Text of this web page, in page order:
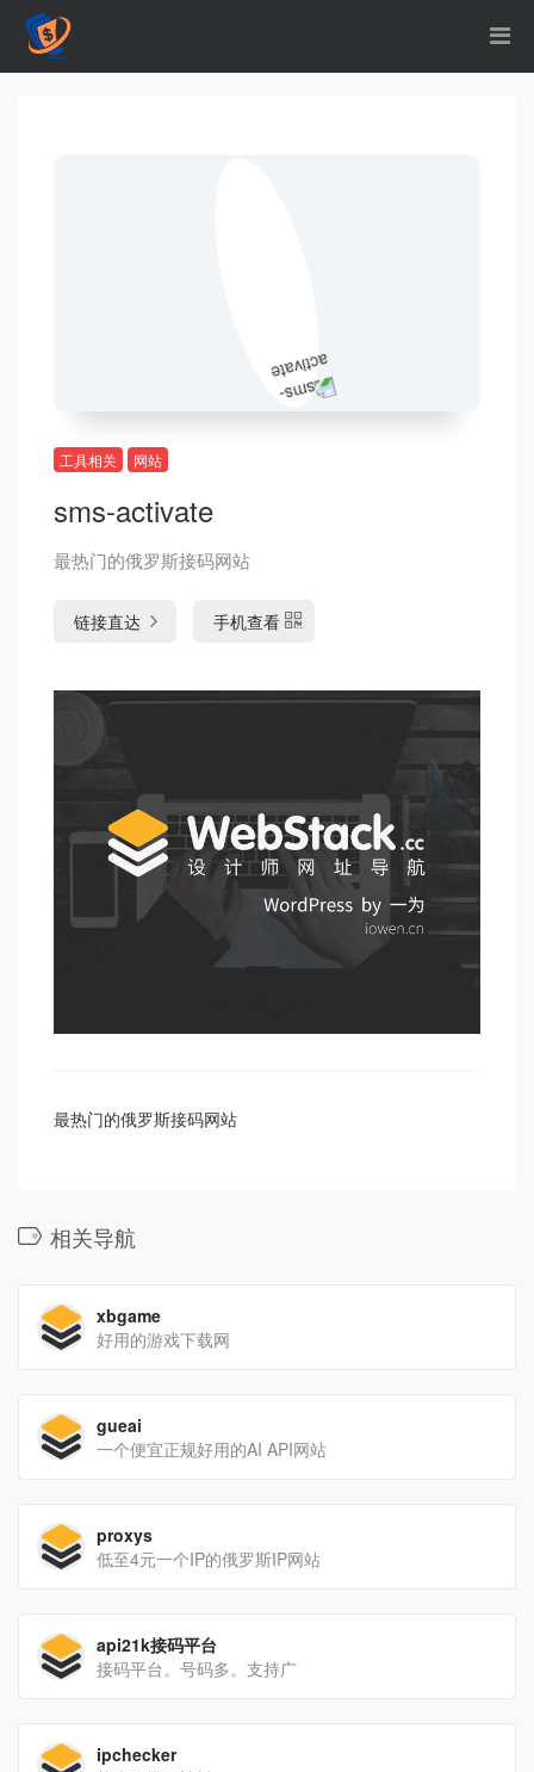
工具相关 网站
sms-activate
最热门的俄罗斯接码网站
链接直达 手机查看
最热门的俄罗斯接码网站
相关导航
xbgame
好用的游戏下载网
gueai
一个便宜正规好用的AI API网站
proxys
低至4元一个IP的俄罗斯IP网站
api21k接码平台
接码平台。号码多。支持广
ipchecker